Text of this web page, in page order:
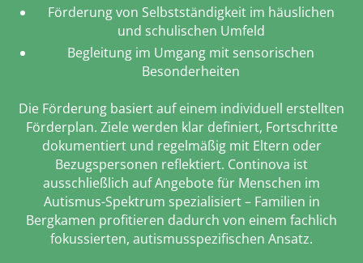
Förderung von Selbstständigkeit im häuslichen
und schulischen Umfeld
Begleitung im Umgang mit sensorischen
Besonderheiten
Die Förderung basiert auf einem individuell erstellten
Förderplan. Ziele werden klar definiert, Fortschritte
dokumentiert und regelmäßig mit Eltern oder
Bezugspersonen reflektiert. Continova ist
ausschließlich auf Angebote für Menschen im
Autismus-Spektrum spezialisiert – Familien in
Bergkamen profitieren dadurch von einem fachlich
fokussierten, autismusspezifischen Ansatz.